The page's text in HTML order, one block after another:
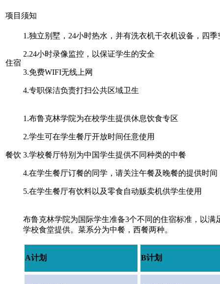
项目须知
住宿
1.独立别墅，24小时热水，并有洗衣机干衣机设备，四
2.24小时录像监控，以保证学生的安全
3.免费WIFI无线上网
4.专职保洁负责打扫公共区域卫生
餐饮
1.布鲁克林学院为在校学生提供休息饮食专区
2.学生可在学生餐厅开放时间任意使用
3.学校餐厅特别为中国学生提供不同种类的中餐
4.在学生餐厅订餐的同学，请关注午餐及晚餐的提供时间
5.在学生餐厅有饮料以及零食自动贩卖机供学生使用
布鲁克林学院为国际学生准备3个不同的住宿标准，以满
学校食堂提供。菜系分为中餐，西餐两种。
A计划 B计划